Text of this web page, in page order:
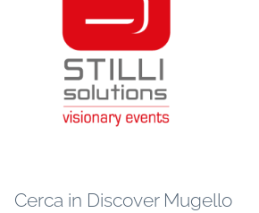
Cerca in Discover Mugello